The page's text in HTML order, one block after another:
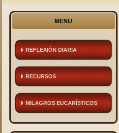
MENU
REFLEXIÓN DIARIA
RECURSOS
MILAGROS EUCARÍSTICOS